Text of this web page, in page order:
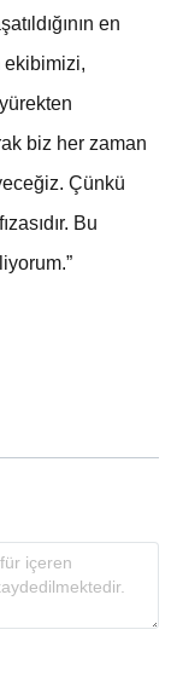
en
ekibimizi,
biz her zaman
Çünkü
Bu